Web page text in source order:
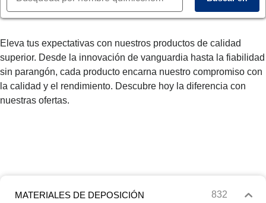
Eleva tus expectativas con nuestros productos de calidad
superior. Desde la innovación de vanguardia hasta la fiabilidad
sin parangón, cada producto encarna nuestro compromiso con
la calidad y el rendimiento. Descubre hoy la diferencia con
nuestras ofertas.
MATERIALES DE DEPOSICIÓN 832